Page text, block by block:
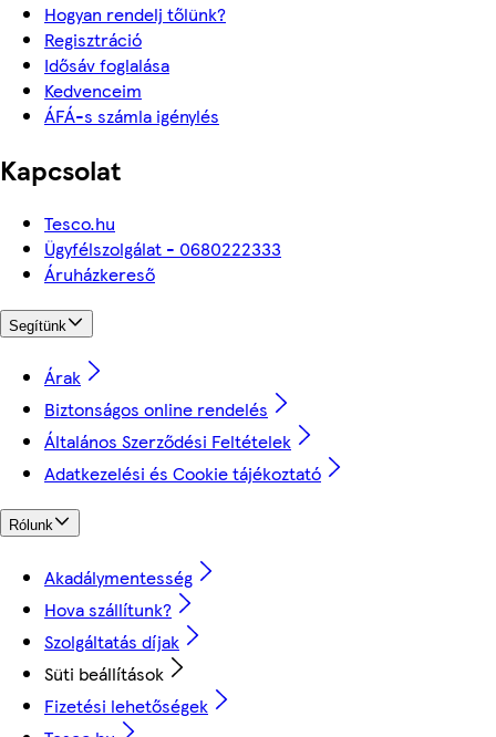
Hogyan rendelj tőlünk?
Regisztráció
Idősáv foglalása
Kedvenceim
ÁFÁ-s számla igénylés
Kapcsolat
Tesco.hu
Ügyfélszolgálat - 0680222333
Áruházkereső
Segítünk
Árak
Biztonságos online rendelés
Általános Szerződési Feltételek
Adatkezelési és Cookie tájékoztató
Rólunk
Akadálymentesség
Hova szállítunk?
Szolgáltatás díjak
Süti beállítások
Fizetési lehetőségek